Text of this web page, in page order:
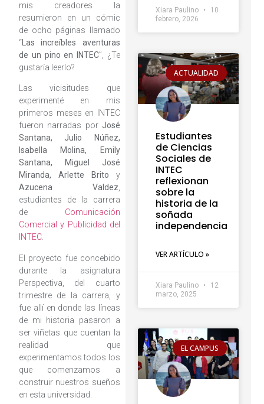
mis creadores la
resumieron en un cómic
de ocho páginas llamado
“Las increíbles aventuras
de un pino en INTEC”, ¿Te
gustaría leerlo?
Las vicisitudes que
experimenté en mis
primeros meses en INTEC
fueron narradas por José
Santana, Julio Núñez,
Isabella Molina, Emily
Santana, Miguel José
Miranda, Arlette Brito y
Azucena Valdez,
estudiantes de la carrera
de Comunicación
Comercial y Publicidad del
INTEC.
El proyecto fue concebido
durante la asignatura
Perspectiva, del cuarto
trimestre de la carrera, y
fue allí en donde las líneas
de mi historia pasaron a
ser viñetas que cuentan la
realidad que
experimentamos todos los
que comenzamos a
construir nuestros sueños
en esta universidad.
Xiara Paulino
10
febrero, 2026
ACTUALIDAD
Estudiantes
de Ciencias
Sociales de
INTEC
reflexionan
sobre la
historia de la
soñada
independencia
VER ARTÍCULO »
Xiara Paulino
12
marzo, 2025
EL CAMPUS